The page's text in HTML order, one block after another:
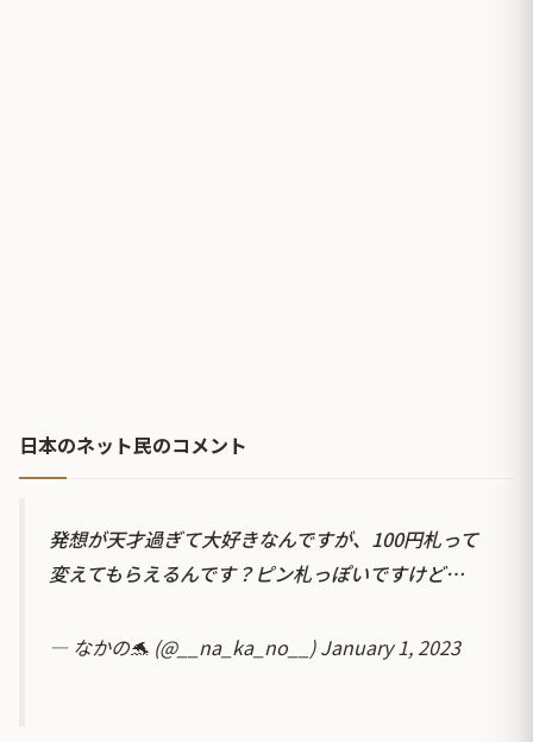
日本のネット民のコメント
発想が天才過ぎて大好きなんですが、100円札って
変えてもらえるんです？ピン札っぽいですけど…
— なかの🐬 (@__na_ka_no__)January 1, 2023